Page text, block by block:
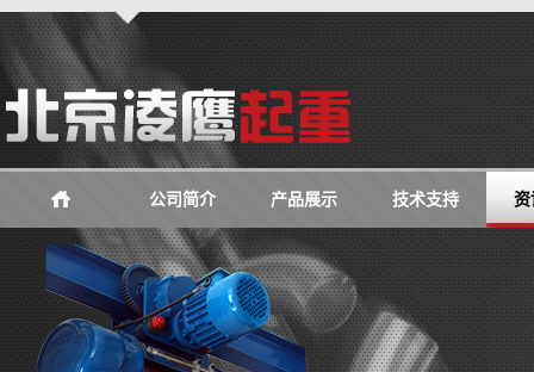
公司简介 产品展示 技术支持 资